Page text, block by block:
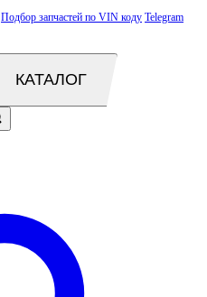
Подбор запчастей по VIN коду Telegram
КАТАЛОГ